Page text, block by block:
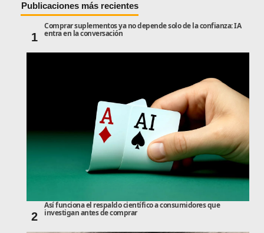
Publicaciones más recientes
1
Comprar suplementos ya no depende solo de la confianza: IA
entra en la conversación
2
Así funciona el respaldo científico a consumidores que
investigan antes de comprar